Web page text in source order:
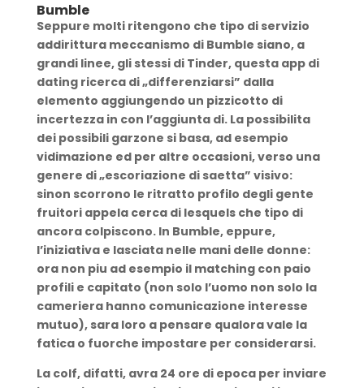
Bumble
Seppure molti ritengono che tipo di servizio
addirittura meccanismo di Bumble siano, a
grandi linee, gli stessi di Tinder, questa app di
dating ricerca di „differenziarsi” dalla
elemento aggiungendo un pizzicotto di
incertezza in con l’aggiunta di. La possibilita
dei possibili garzone si basa, ad esempio
vidimazione ed per altre occasioni, verso una
genere di „escoriazione di saetta” visivo:
sinon scorrono le ritratto profilo degli gente
fruitori appela cerca di lesquels che tipo di
ancora colpiscono. In Bumble, eppure,
l’iniziativa e lasciata nelle mani delle donne:
ora non piu ad esempio il matching con paio
profili e capitato (non solo l’uomo non solo la
cameriera hanno comunicazione interesse
mutuo), sara loro a pensare qualora vale la
fatica o fuorche impostare per considerarsi.
La colf, difatti, avra 24 ore di epoca per inviare